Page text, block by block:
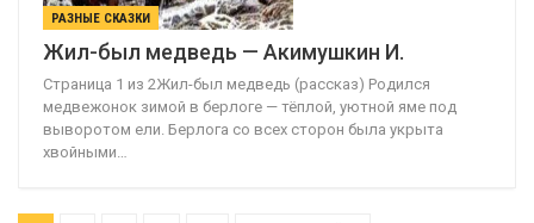
РАЗНЫЕ СКАЗКИ
Жил-был медведь — Акимушкин И.
Страница 1 из 2Жил-был медведь (рассказ) Родился
медвежонок зимой в берлоге — тёплой, уютной яме под
выворотом ели. Берлога со всех сторон была укрыта
хвойными…